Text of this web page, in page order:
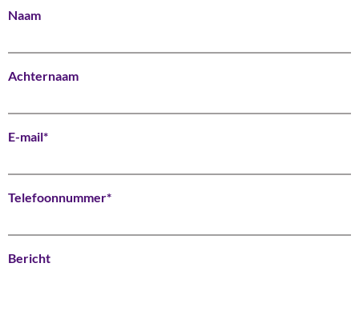
Naam
Achternaam
E-mail*
Telefoonnummer*
Bericht